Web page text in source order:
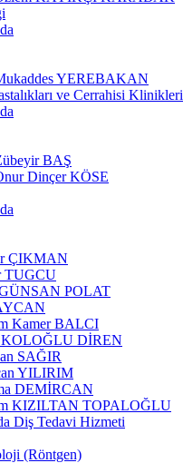
YEREBAKAN
ve Cerrahisi Klinikleri
BAŞ
Dinçer KÖSE
ÇIKMAN
TUGCU
POLAT
Kamer BALCI
KOLOĞLU DİREN
SAĞIR
YILIRIM
DEMİRCAN
KIZILTAN TOPALOĞLU
Diş Tedavi Hizmeti
(Röntgen)